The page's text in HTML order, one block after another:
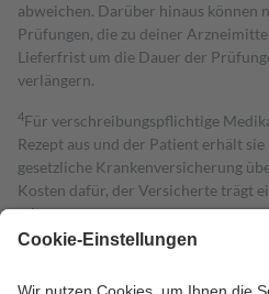
abweichen. Darüber hinaus können
Prüfungen, die zu deiner
Lieferfrist um die Dauer der
verlängern.
4Für verschreibungspflichtige
Rezept aus und der Patient erhält
gesetzliche Krankenversicherung
Kosten dafür, der Versicherte trägt
mit.
Grundsätzlich leisten Mitglieder
höchstens zehn Euro.
Es sind